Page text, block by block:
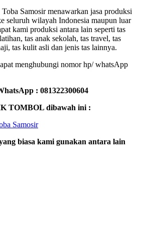
Samosir menawarkan jasa produksi
seluruh wilayah Indonesia maupun luar
kami produksi antara lain seperti tas
tas anak sekolah, tas travel, tas
tas kulit asli dan jenis tas lainnya.
menghubungi nomor hp/ whatsApp
: 081322300604
TOMBOL dibawah ini :
biasa kami gunakan antara lain